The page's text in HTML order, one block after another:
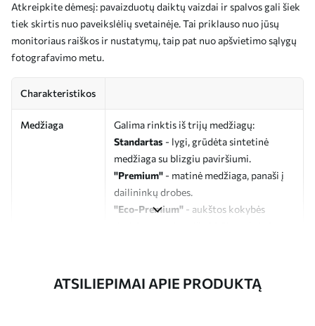
Atkreipkite dėmesį: pavaizduotų daiktų vaizdai ir spalvos gali šiek
tiek skirtis nuo paveikslėlių svetainėje. Tai priklauso nuo jūsų
monitoriaus raiškos ir nustatymų, taip pat nuo apšvietimo sąlygų
fotografavimo metu.
Charakteristikos
Medžiaga
Galima rinktis iš trijų medžiagų:
Standartas - lygi, grūdėta sintetinė
medžiaga su blizgiu paviršiumi.
"Premium" - matinė medžiaga, panaši į
dailininkų drobes.
"Eco-Premium" - aukštos kokybės
Straipsnio
m00333
ATSILIEPIMAI APIE PRODUKTĄ